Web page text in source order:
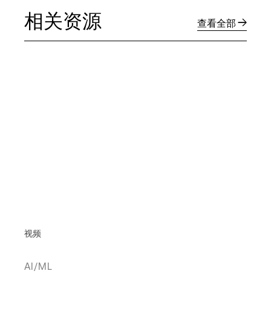
相关资源 查看全部
视频
AI/ML